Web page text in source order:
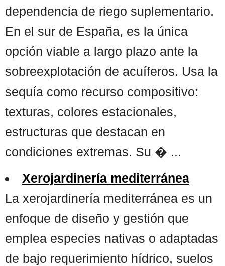
dependencia de riego suplementario.
En el sur de España, es la única
opción viable a largo plazo ante la
sobreexplotación de acuíferos. Usa la
sequía como recurso compositivo:
texturas, colores estacionales,
estructuras que destacan en
condiciones extremas. Su � ...
Xerojardinería mediterránea
La xerojardinería mediterránea es un
enfoque de diseño y gestión que
emplea especies nativas o adaptadas
de bajo requerimiento hídrico, suelos